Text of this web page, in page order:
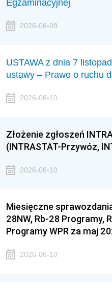
Egzaminacyjnej
2026-06-09
USTAWA z dnia 7
ustawy – Prawo o ruchu
2026-06-10
Złożenie zgłoszeń
(INTRASTAT-Przywóz,
2026-06-10
Miesięczne
28NW, Rb-28 Programy,
Programy WPR za maj
2026-06-10